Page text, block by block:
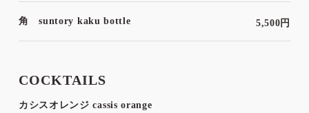
角 suntory kaku bottle 5,500円
COCKTAILS
カシスオレンジ cassis orange